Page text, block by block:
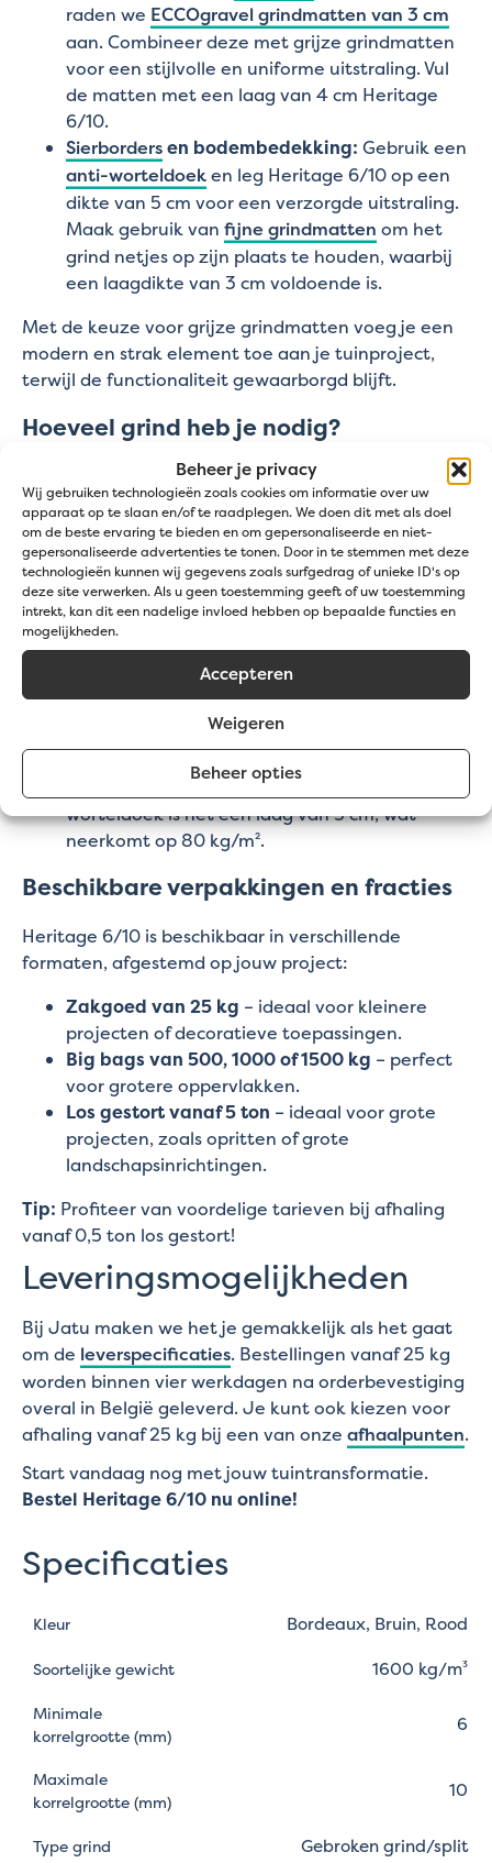
Beheer je privacy
Wij gebruiken technologieën zoals cookies om informatie over uw
apparaat op te slaan en/of te raadplegen. We doen dit met als doel
om de beste ervaring te bieden en om gepersonaliseerde en niet-
gepersonaliseerde advertenties te tonen. Door in te stemmen met deze
technologieën kunnen wij gegevens zoals surfgedrag of unieke ID's op
deze site verwerken. Als u geen toestemming geeft of uw toestemming
intrekt, kan dit een nadelige invloed hebben op bepaalde functies en
mogelijkheden.
Accepteren
Weigeren
Beheer opties
raden we ECCOgravel grindmatten van 3 cm
aan. Combineer deze met grijze grindmatten
voor een stijlvolle en uniforme uitstraling. Vul
de matten met een laag van 4 cm Heritage
6/10.
Sierbordersen bodembedekking: Gebruik een
anti-worteldoeken leg Heritage 6/10 op een
dikte van 5 cm voor een verzorgde uitstraling.
Maak gebruik van fijne grindmatten om het
grind netjes op zijn plaats te houden, waarbij
een laagdikte van 3 cm voldoende is.
Met de keuze voor grijze grindmatten voeg je een
modern en strak element toe aan je tuinproject,
terwijl de functionaliteit gewaarborgd blijft.
Hoeveel grind heb je nodig?
Voor verschillende toepassingen heb je een
specifieke hoeveelheid grind nodig. We helpen je
graag om dit te berekenen met onze
grindcalculator:
Vooropritten:Gebruik een laag van 5 cm grind,
wat neerkomt op 80 kg/m².
Voorterrassenen tuinpaden:Gebruik een laag
van 4 cm grind, wat overeenkomt met 65
kg/m².
Voor sierborders of bodembedekking:
fijne grindmatten volstaat een laag van 3 cm,
dat neerkomt op 50 kg/m². Met een anti-
worteldoek is het een laag van 5 cm, wat
neerkomt op 80 kg/m².
Beschikbare verpakkingen en fracties
Heritage 6/10 is beschikbaar in verschillende
formaten, afgestemd op jouw project:
Zakgoed van 25 kg – ideaal voor kleinere
projecten of decoratieve toepassingen.
Big bags van 500, 1000 of 1500 kg – perfect
voor grotere oppervlakken.
Los gestort vanaf 5 ton – ideaal voor grote
projecten, zoals opritten of grote
landschapsinrichtingen.
Tip: Profiteer van voordelige tarieven bij afhaling
vanaf 0,5 ton los gestort!
Leveringsmogelijkheden
Bij Jatu maken we het je gemakkelijk als het gaat
om de leverspecificaties. Bestellingen vanaf 25 kg
worden binnen vier werkdagen na orderbevestiging
overal in België geleverd. Je kunt ook kiezen voor
afhaling vanaf 25 kg bij een van onze afhaalpunten.
Start vandaag nog met jouw tuintransformatie.
Bestel Heritage 6/10 nu online!
Specificaties
Kleur Bordeaux, Bruin, Rood
Soortelijke gewicht 1600 kg/m³
Minimale
korrelgrootte (mm)
6
Maximale
korrelgrootte (mm)
10
Type grind Gebroken grind/split